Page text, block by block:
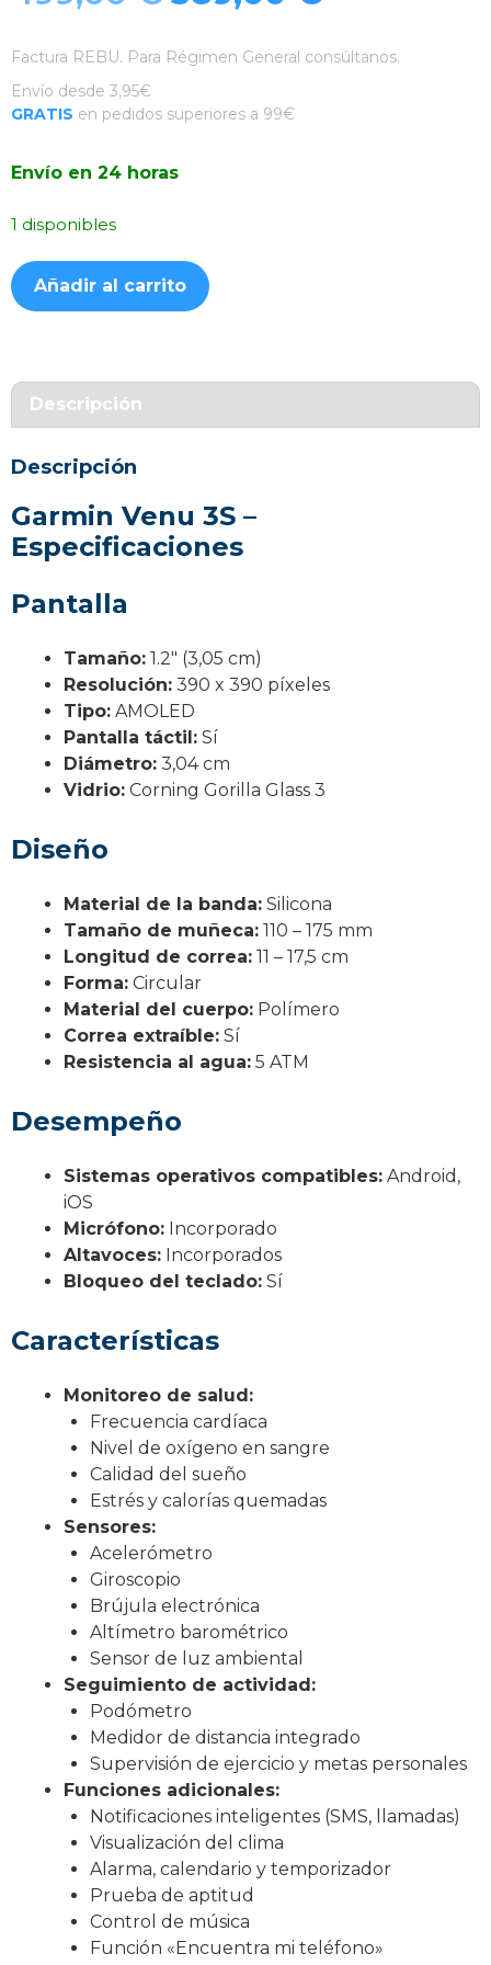
precio
499,00 €.
precio
Factura REBU. Para Régimen General consúltanos.
Envío desde 3,95€
GRATIS en pedidos superiores a 99€
Envío en 24 horas
1 disponibles
Garmin
Venu
Gold
cantidad
Añadir al carrito
Descripción
Descripción
Garmin Venu 3S –
Especificaciones
Pantalla
Tamaño: 1.2″ (3,05 cm)
Resolución: 390 x 390 píxeles
Tipo: AMOLED
Pantalla táctil: Sí
Diámetro: 3,04 cm
Vidrio: Corning Gorilla Glass 3
Diseño
Material de la banda: Silicona
Tamaño de muñeca: 110 – 175 mm
Longitud de correa: 11 – 17,5 cm
Forma: Circular
Material del cuerpo: Polímero
Correa extraíble: Sí
Resistencia al agua: 5 ATM
Desempeño
Sistemas operativos compatibles: Android,
iOS
Micrófono: Incorporado
Altavoces: Incorporados
Bloqueo del teclado: Sí
Características
Monitoreo de salud:
Frecuencia cardíaca
Nivel de oxígeno en sangre
Calidad del sueño
Estrés y calorías quemadas
Sensores:
Acelerómetro
Giroscopio
Brújula electrónica
Altímetro barométrico
Sensor de luz ambiental
Seguimiento de actividad:
Podómetro
Medidor de distancia integrado
Supervisión de ejercicio y metas personales
Funciones adicionales:
Notificaciones inteligentes (SMS, llamadas)
Visualización del clima
Alarma, calendario y temporizador
Prueba de aptitud
Control de música
Función «Encuentra mi teléfono»